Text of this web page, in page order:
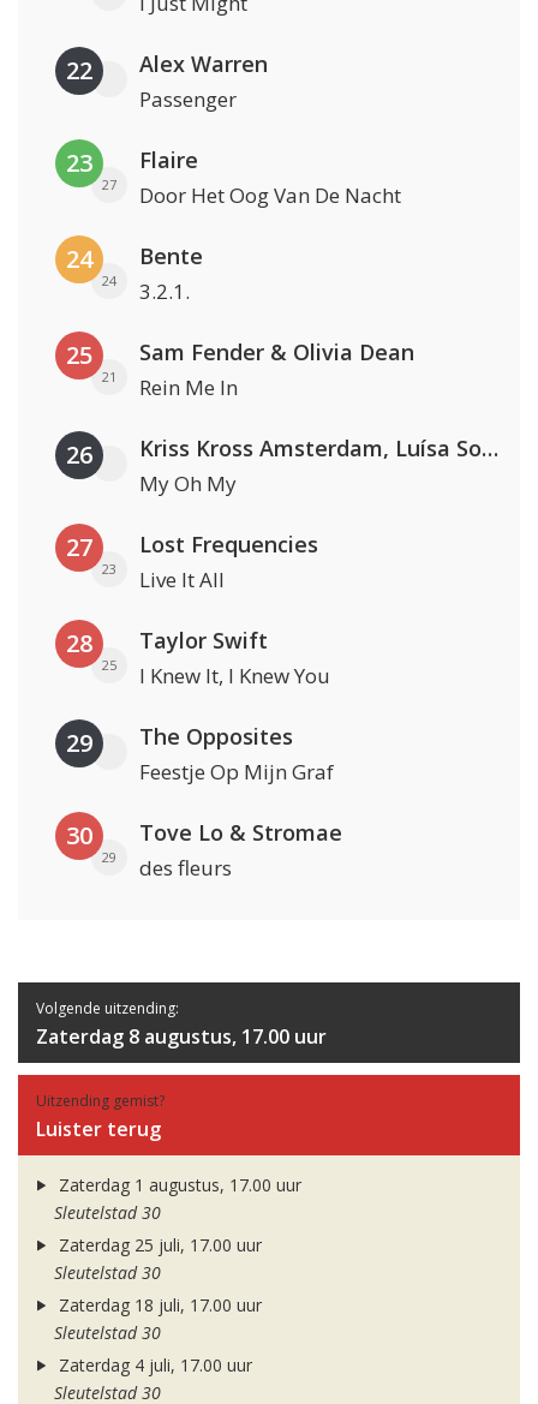
22 Alex Warren
Passenger
23
27
Flaire
Door Het Oog Van De Nacht
24
24
Bente
3.2.1.
25
21
Sam Fender & Olivia Dean
Rein Me In
26 Kriss Kross Amsterdam, Luísa Sonza & Willy William
My Oh My
27
23
Lost Frequencies
Live It All
28
25
Taylor Swift
I Knew It, I Knew You
29 The Opposites
Feestje Op Mijn Graf
30
29
Tove Lo & Stromae
des fleurs
Volgende uitzending:
Zaterdag 8 augustus, 17.00 uur
Uitzending gemist?
Luister terug
Zaterdag 1 augustus, 17.00 uur
Sleutelstad 30
Zaterdag 25 juli, 17.00 uur
Sleutelstad 30
Zaterdag 18 juli, 17.00 uur
Sleutelstad 30
Zaterdag 4 juli, 17.00 uur
Sleutelstad 30